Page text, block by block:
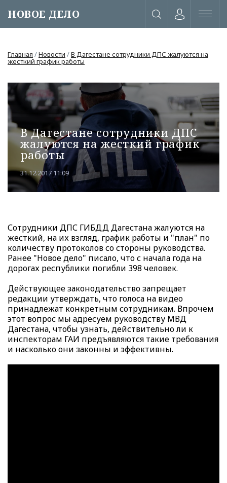
НОВОЕ ДЕЛО
Главная /Новости /В Дагестане сотрудники ДПС жалуются на
жесткий график работы
В Дагестане сотрудники ДПС
жалуются на жесткий график
работы
31.12.2017 11:09
Сотрудники ДПС ГИБДД Дагестана жалуются на
жесткий, на их взгляд, график работы и "план" по
количеству протоколов со стороны руководства.
Ранее "Новое дело" писало, что с начала года на
дорогах республики погибли 398 человек.
Действующее законодательство запрещает
редакции утверждать, что голоса на видео
принадлежат конкретным сотрудникам. Впрочем
этот вопрос мы адресуем руководству МВД
Дагестана, чтобы узнать, действительно ли к
инспекторам ГАИ предъявляются такие требования
и насколько они законны и эффективны.